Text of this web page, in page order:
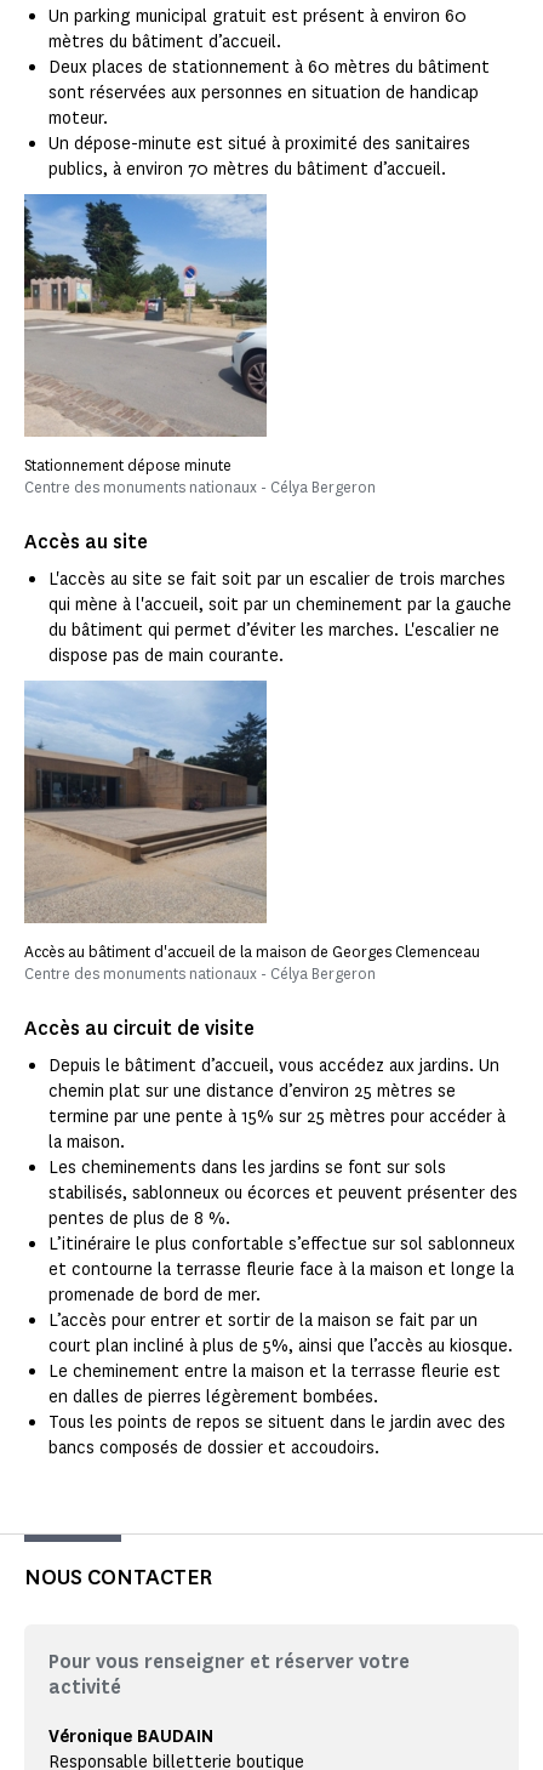
Un parking municipal gratuit est présent à environ 60
mètres du bâtiment d’accueil.
Deux places de stationnement à 60 mètres du bâtiment
sont réservées aux personnes en situation de handicap
moteur.
Un dépose-minute est situé à proximité des sanitaires
publics, à environ 70 mètres du bâtiment d’accueil.
Stationnement dépose minute
Centre des monuments nationaux - Célya Bergeron
Accès au site
L'accès au site se fait soit par un escalier de trois marches
qui mène à l'accueil, soit par un cheminement par la gauche
du bâtiment qui permet d’éviter les marches. L'escalier ne
dispose pas de main courante.
Accès au bâtiment d'accueil de la maison de Georges Clemenceau
Centre des monuments nationaux - Célya Bergeron
Accès au circuit de visite
Depuis le bâtiment d’accueil, vous accédez aux jardins. Un
chemin plat sur une distance d’environ 25 mètres se
termine par une pente à 15% sur 25 mètres pour accéder à
la maison.
Les cheminements dans les jardins se font sur sols
stabilisés, sablonneux ou écorces et peuvent présenter des
pentes de plus de 8 %.
L’itinéraire le plus confortable s’effectue sur sol sablonneux
et contourne la terrasse fleurie face à la maison et longe la
promenade de bord de mer.
L’accès pour entrer et sortir de la maison se fait par un
court plan incliné à plus de 5%, ainsi que l’accès au kiosque.
Le cheminement entre la maison et la terrasse fleurie est
en dalles de pierres légèrement bombées.
Tous les points de repos se situent dans le jardin avec des
bancs composés de dossier et accoudoirs.
NOUS CONTACTER
Pour vous renseigner et réserver votre
activité
Véronique BAUDAIN
Responsable billetterie boutique